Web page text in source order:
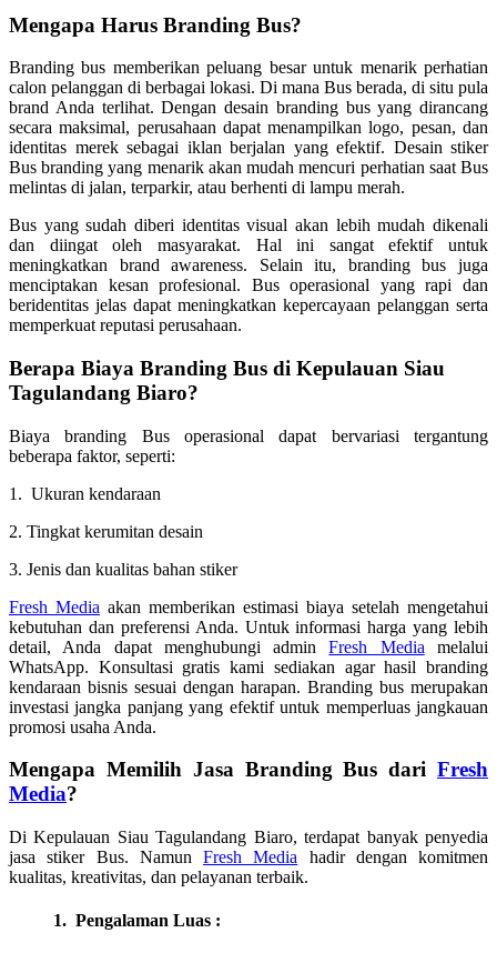
Mengapa Harus Branding Bus?
Branding bus memberikan peluang besar untuk menarik perhatian
calon pelanggan di berbagai lokasi. Di mana Bus berada, di situ pula
brand Anda terlihat. Dengan desain branding bus yang dirancang
secara maksimal, perusahaan dapat menampilkan logo, pesan, dan
identitas merek sebagai iklan berjalan yang efektif. Desain stiker
Bus branding yang menarik akan mudah mencuri perhatian saat Bus
melintas di jalan, terparkir, atau berhenti di lampu merah.
Bus yang sudah diberi identitas visual akan lebih mudah dikenali
dan diingat oleh masyarakat. Hal ini sangat efektif untuk
meningkatkan brand awareness. Selain itu, branding bus juga
menciptakan kesan profesional. Bus operasional yang rapi dan
beridentitas jelas dapat meningkatkan kepercayaan pelanggan serta
memperkuat reputasi perusahaan.
Berapa Biaya Branding Bus di Kepulauan Siau
Tagulandang Biaro?
Biaya branding Bus operasional dapat bervariasi tergantung
beberapa faktor, seperti:
1. Ukuran kendaraan
2. Tingkat kerumitan desain
3. Jenis dan kualitas bahan stiker
Fresh Media akan memberikan estimasi biaya setelah mengetahui
kebutuhan dan preferensi Anda. Untuk informasi harga yang lebih
detail, Anda dapat menghubungi adminFresh Media melalui
WhatsApp. Konsultasi gratis kami sediakan agar hasil branding
kendaraan bisnis sesuai dengan harapan. Branding bus merupakan
investasi jangka panjang yang efektif untuk memperluas jangkauan
promosi usaha Anda.
Mengapa Memilih Jasa Branding Bus dari Fresh
Media?
DiKepulauan Siau Tagulandang Biaro, terdapat banyak penyedia
jasa stiker Bus. Namun Fresh Media hadir dengan komitmen
kualitas, kreativitas, dan pelayanan terbaik.
1. Pengalaman Luas :